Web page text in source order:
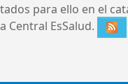
para ello en el
Central EsSalud.